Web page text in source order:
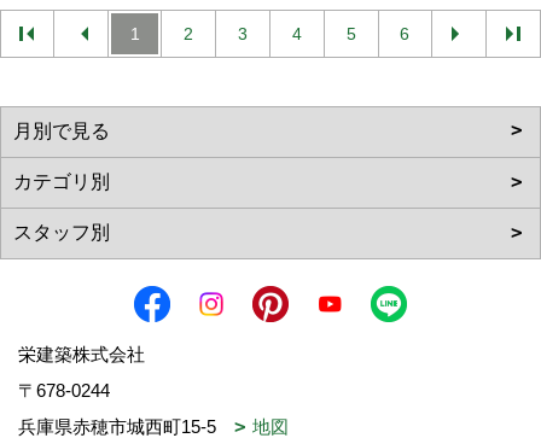
1 2 3 4 5 6
栄建築株式会社
〒678-0244
兵庫県赤穂市城西町15-5
地図